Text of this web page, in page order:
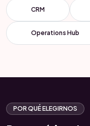
CRM
Operations Hub
POR QUÉ ELEGIRNOS